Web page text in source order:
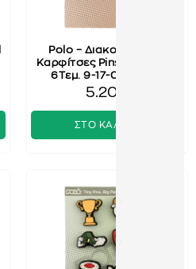
Polo – Διακοσμητικές
Καρφίτσες Pins & Patches
6Τεμ. 9-17-006-PIN3
5.20€
ΣΤΟ ΚΑΛΑΘΙ